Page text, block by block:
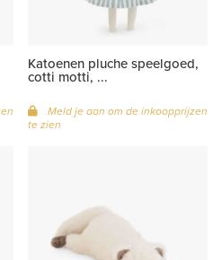
Katoenen pluche speelgoed,
cotti motti, ...
Meld je aan om de inkoopprijzen
te zien